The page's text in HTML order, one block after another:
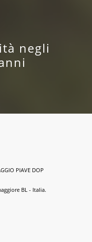
negli
PIAVE DOP
BL - Italia.